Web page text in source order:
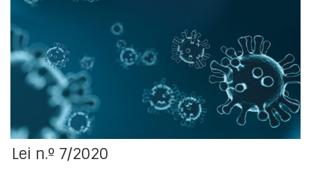
Estabelece regimes excecionais e temporários de
resposta à epidemia SARS-CoV-2, e procede à
primeira alteração ao Decreto-Lei n.º 10-I/2020, de 26
de março, e à quarta alteração à Lei n.º 27/2007, de 30
de julho.
Lei n.º 7/2020